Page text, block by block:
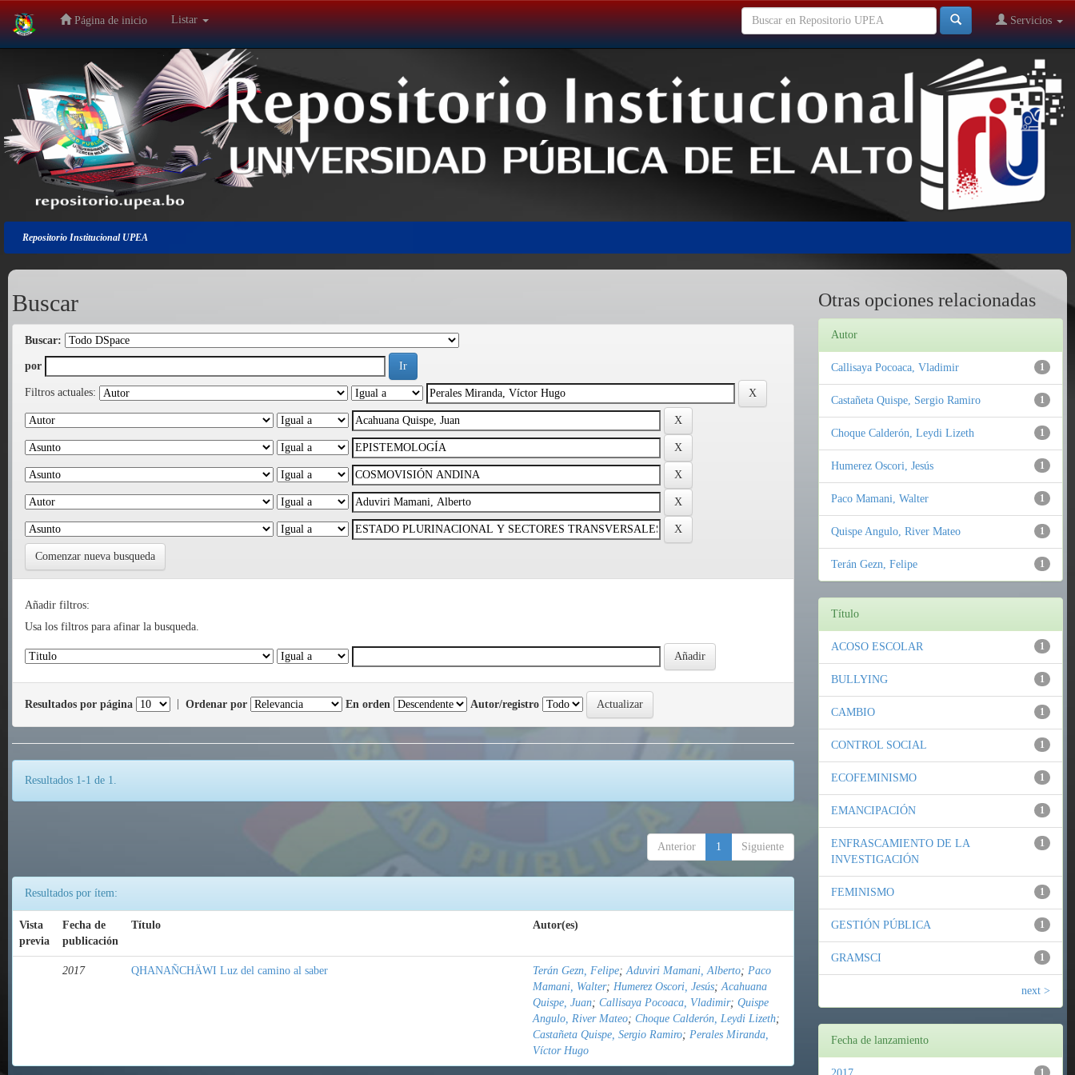
Salir
navegación
Página de inicio Listar Servicios
Repositorio Institucional UPEA
Buscar
Buscar:
por
Filtros actuales:
Comenzar nueva busqueda
Añadir filtros:
Usa los filtros para afinar la busqueda.
Resultados por página Ordenar por En orden Autor/registro
Resultados 1-1 de 1.
Anterior 1 Siguiente
Resultados por ítem:
Vista
previa
Fecha de
publicación
Título Autor(es)
2017 QHANAÑCHÄWI Luz del camino al saber Terán Gezn, Felipe;Aduviri Mamani, Alberto; Paco
Mamani, Walter; Humerez Oscori, Jesús;Acahuana
Quispe, Juan; Callisaya Pocoaca, Vladimir; Quispe
Angulo, River Mateo; Choque Calderón, Leydi Lizeth;
Castañeta Quispe, Sergio Ramiro; Perales Miranda,
Víctor Hugo
Otras opciones relacionadas
Autor
1
Callisaya Pocoaca, Vladimir
1
Castañeta Quispe, Sergio Ramiro
1
Choque Calderón, Leydi Lizeth
1
Humerez Oscori, Jesús
1
Paco Mamani, Walter
1
Quispe Angulo, River Mateo
1
Terán Gezn, Felipe
Título
1
ACOSO ESCOLAR
1
BULLYING
1
CAMBIO
1
CONTROL SOCIAL
1
ECOFEMINISMO
1
EMANCIPACIÓN
1
ENFRASCAMIENTO DE LA
INVESTIGACIÓN
1
FEMINISMO
1
GESTIÓN PÚBLICA
1
GRAMSCI
next >
Fecha de lanzamiento